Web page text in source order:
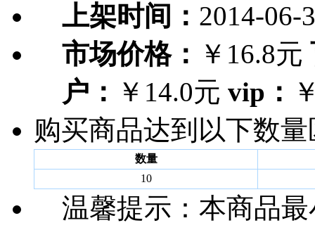
上架时间： 2014-06-
市场价格： ￥16.8元
户： ￥14.0元 vip：
购买商品达到以下数
数量
10
温馨提示： 本商品